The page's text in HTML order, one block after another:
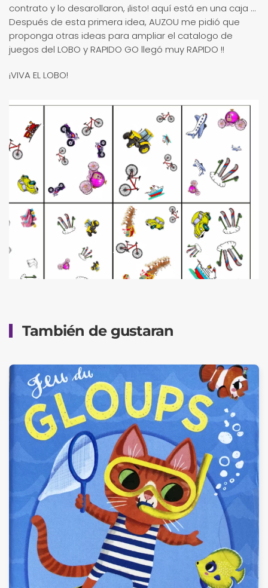
contrato y lo desarollaron, ¡listo! aquí está en una caja ...
Después de esta primera idea, AUZOU me pidió que
proponga otras ideas para ampliar el catalogo de
juegos del LOBO y RAPIDO GO llegó muy RAPIDO !!
¡VIVA EL LOBO!
También de gustaran